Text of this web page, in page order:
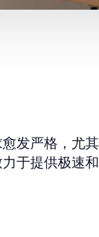
发严格，尤
于提供极速